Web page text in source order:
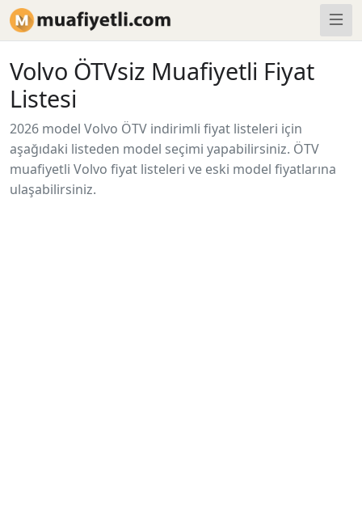
Volvo ÖTVsiz Muafiyetli Fiyat
Listesi
2026 model Volvo ÖTV indirimli fiyat listeleri için
aşağıdaki listeden model seçimi yapabilirsiniz. ÖTV
muafiyetli Volvo fiyat listeleri ve eski model fiyatlarına
ulaşabilirsiniz.